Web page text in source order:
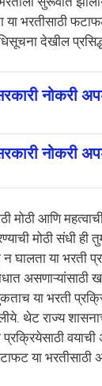
भरतीसाठी
देखील
नोकरी
नोकरी
मोठी आणि
मोठी संधी ही
घालता या भरती
असणाऱ्यांसाठी
या भरती
थेट राज्य
या भरतीसाठी